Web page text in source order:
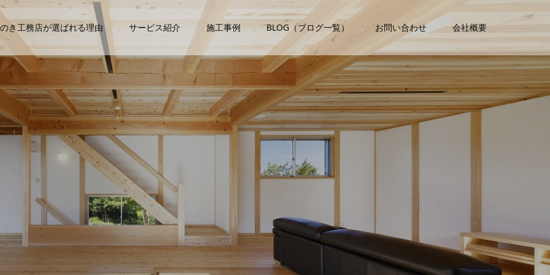
き工務店が選ばれる理由 サービス紹介 施工事例 BLOG（ブログ一覧） お問い合わせ 会社概要